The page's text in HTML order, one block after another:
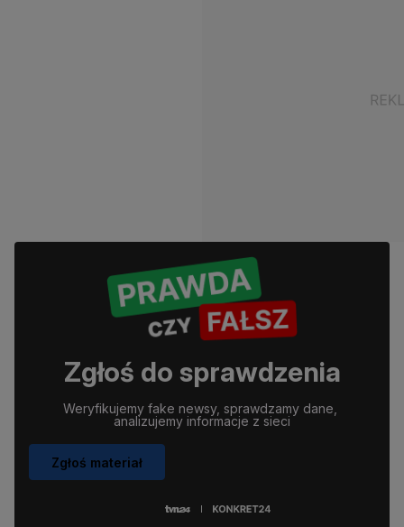
Zgłoś do sprawdzenia
Weryfikujemy fake newsy, sprawdzamy dane,
analizujemy informacje z sieci
Zgłoś materiał